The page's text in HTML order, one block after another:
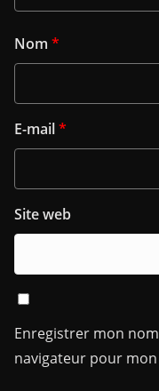
Nom *
E-mail*
Site web
Enregistrer mon
navigateur pour